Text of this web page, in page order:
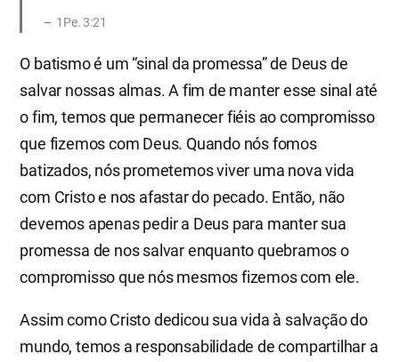
1Pe. 3:21
O batismo é um “sinal da promessa” de Deus de
salvar nossas almas. A fim de manter esse sinal até
o fim, temos que permanecer fiéis ao compromisso
que fizemos com Deus. Quando nós fomos
batizados, nós prometemos viver uma nova vida
com Cristo e nos afastar do pecado. Então, não
devemos apenas pedir a Deus para manter sua
promessa de nos salvar enquanto quebramos o
compromisso que nós mesmos fizemos com ele.
Assim como Cristo dedicou sua vida à salvação do
mundo, temos a responsabilidade de compartilhar a